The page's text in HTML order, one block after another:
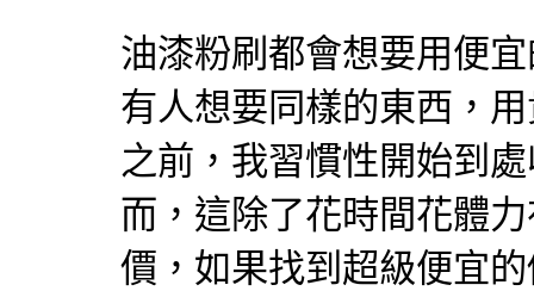
油漆粉刷 都會想要用便
有人想要同樣的東西，
之前，我習慣性開始到
而，這除了花時間花體
價，如果找到超級便宜